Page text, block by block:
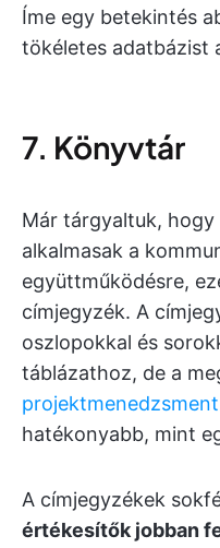
Íme egy betekintés
tökéletes adatbázist
7. Könyvtár
Már tárgyaltuk,
alkalmasak a
együttműködésre,
címjegyzék. A
oszlopokkal és
táblázathoz, de a
hatékonyabb, mint
A címjegyzékek
értékesítők jobban